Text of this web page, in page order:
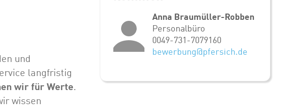
und
langfristig
wir für Werte.
wissen
Anna Braumüller-Robben
Personalbüro
0049-731-7079160
bewerbung@pfersich.de